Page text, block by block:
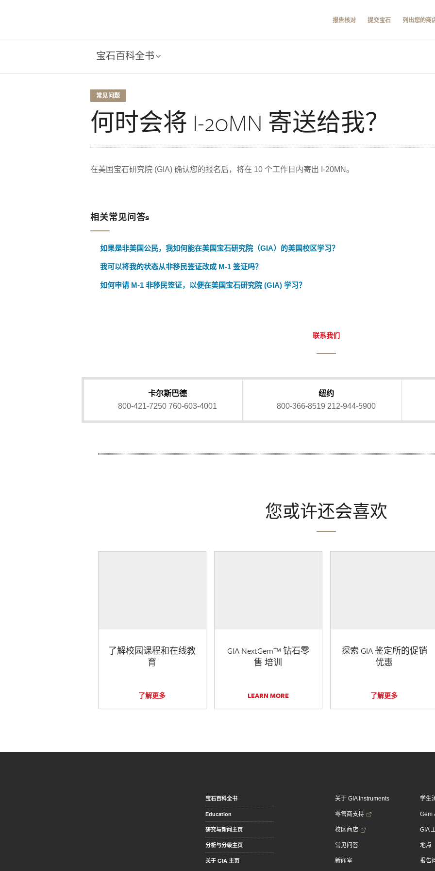
报告核对 提交宝石 列出您的商
宝石百科全书
常见问题
何时会将 I-20MN 寄送给我？
在美国宝石研究院 (GIA) 确认您的报名后，将在 10 个​​工作日内寄出 I-20MN。
相关常见问答s
如果是非美国公民，我如何能在美国宝石研究院（GIA）的美国校区学习？
我可以将我的状态从非移民签证改成 M-1 签证吗？
如何申请 M-1 非移民签证，以便在美国宝石研究院 (GIA) 学习？
联系我们
卡尔斯巴德
800-421-7250 760-603-4001
纽约
800-366-8519 212-944-5900
您或许还会喜欢
了解校园课程和在线教
育
了解更多
GIA NextGem™ 钻石零
售 培训
LEARN MORE
探索 GIA 鉴定所的促销
优惠
了解更多
宝石百科全书
Education
研究与新闻主页
分析与分级主页
关于 GIA 主页
关于 GIA Instruments
零售商支持
校区商店
常见问答
新闻室
学生
Gem
GIA
地点
报告